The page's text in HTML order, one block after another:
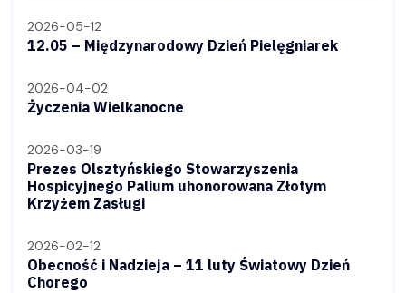
2026-05-12
12.05 – Międzynarodowy Dzień Pielęgniarek
2026-04-02
Życzenia Wielkanocne
2026-03-19
Prezes Olsztyńskiego Stowarzyszenia
Hospicyjnego Palium uhonorowana Złotym
Krzyżem Zasługi
2026-02-12
Obecność i Nadzieja – 11 luty Światowy Dzień
Chorego